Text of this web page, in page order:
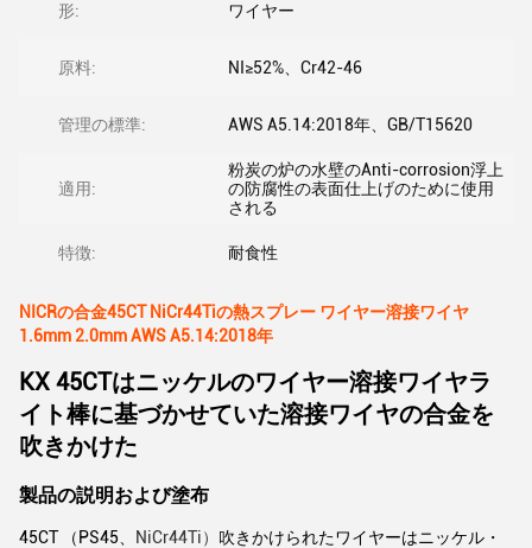
形: ワイヤー
原料: NI≥52%、Cr42-46
管理の標準: AWS A5.14:2018年、GB/T15620
適用:
粉炭の炉の水壁のAnti-corrosion浮上
の防腐性の表面仕上げのために使用
される
特徴: 耐食性
NICRの合金45CT NiCr44Tiの熱スプレー ワイヤー溶接ワイヤ
1.6mm 2.0mm AWS A5.14:2018年
KX 45CTはニッケルのワイヤー溶接ワイヤラ
イト棒に基づかせていた溶接ワイヤの合金を
吹きかけた
製品の説明および塗布
45CT （PS45、 NiCr44Ti） 吹きかけられたワイヤーはニッケル・